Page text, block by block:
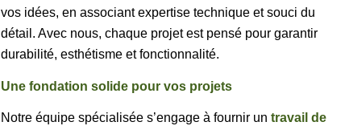
vos idées, en associant expertise technique et souci du
détail. Avec nous, chaque projet est pensé pour garantir
durabilité, esthétisme et fonctionnalité.
Une fondation solide pour vos projets
Notre équipe spécialisée s’engage à fournir un travail de